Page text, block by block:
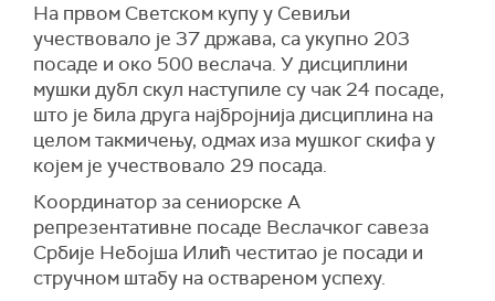
На првом Светском купу у Севиљи
учествовало је 37 држава, са укупно 203
посаде и око 500 веслача. У дисциплини
мушки дубл скул наступиле су чак 24 посаде,
што је била друга најбројнија дисциплина на
целом такмичењу, одмах иза мушког скифа у
којем је учествовало 29 посада.
Координатор за сениорске А
репрезентативне посаде Веслачког савеза
Србије Небојша Илић честитао је посади и
стручном штабу на оствареном успеху.